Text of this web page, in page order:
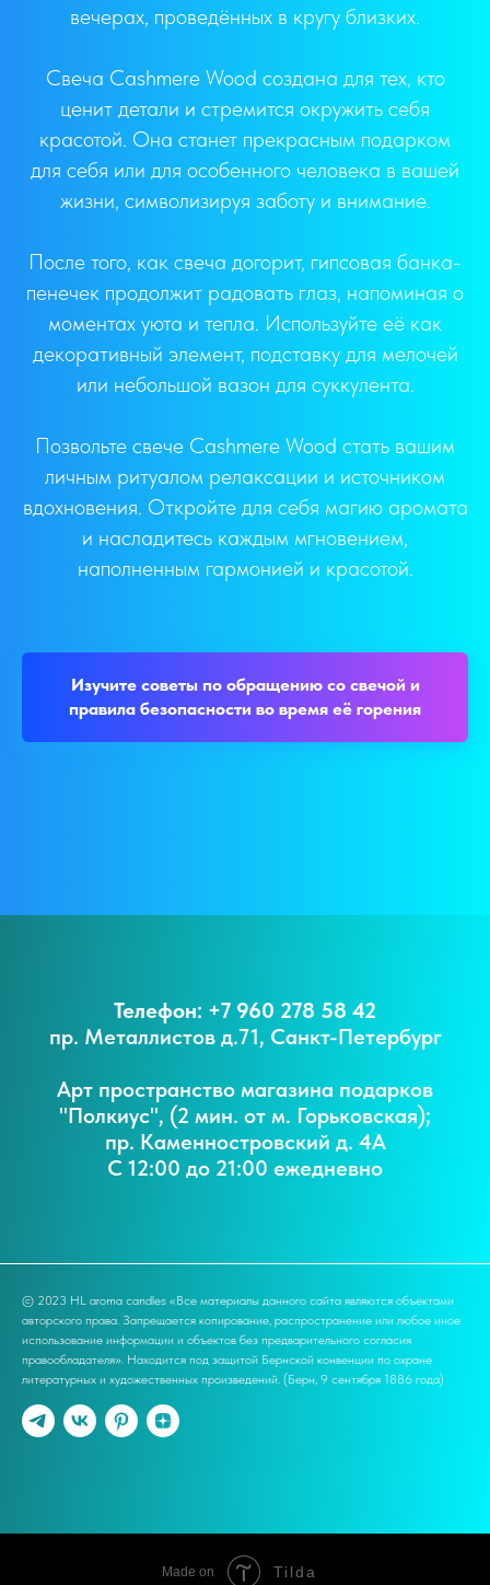
вечерах, проведённых в кругу близких.
Свеча Cashmere Wood создана для тех, кто
ценит детали и стремится окружить себя
красотой. Она станет прекрасным подарком
для себя или для особенного человека в вашей
жизни, символизируя заботу и внимание.
После того, как свеча догорит, гипсовая банка-
пенечек продолжит радовать глаз, напоминая о
моментах уюта и тепла. Используйте её как
декоративный элемент, подставку для мелочей
или небольшой вазон для суккулента.
Позвольте свече Cashmere Wood стать вашим
личным ритуалом релаксации и источником
вдохновения. Откройте для себя магию аромата
и насладитесь каждым мгновением,
наполненным гармонией и красотой.
Изучите советы по обращению со свечой и
правила безопасности во время её горения
Телефон: +7 960 278 58 42
пр. Металлистов д.71, Санкт-Петербург
Арт пространство магазина подарков
"Полкиус", (2 мин. от м. Горьковская);
пр. Каменностровский д. 4А
С 12:00 до 21:00 ежедневно
© 2023 HL aroma candles «Все материалы данного сайта являются объектами
авторского права. Запрещается копирование, распространение или любое иное
использование информации и объектов без предварительного согласия
правообладателя». Находится под защитой Бернской конвенции по охране
литературных и художественных произведений. (Берн, 9 сентября 1886 года)
Made on Tilda